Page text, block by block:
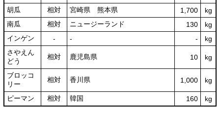
胡瓜 相対 宮崎県 熊本県 1,700
kg
南瓜
相対 ニュージーランド 130
kg
インゲン
‐ ‐ ‐
kg
さやえん
どう
相対 鹿児島県 10 kg
ブロッコ
リー
相対 香川県 1,000 kg
ピーマン 相対 韓国 160 kg